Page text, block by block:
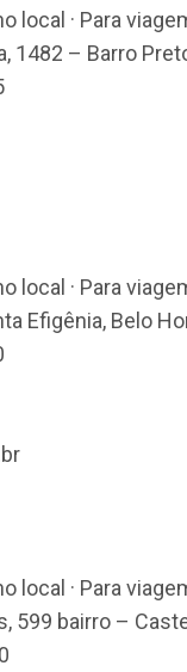
local · Para
1482 – Barro
local · Para
Efigênia, Belo
local · Para
599 bairro –